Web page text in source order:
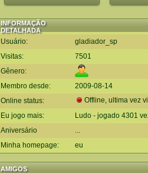
INFORMAÇÃO
DETALHADA
Usuário:
gladiador_sp
Visitas:
7501
Gênero:
Membro desde:
2009-08-14
Online status:
Offline, ultima vez
Eu jogo mais:
Ludo - jogado 4301
Aniversário
...
Minha homepage:
eu
AMIGOS